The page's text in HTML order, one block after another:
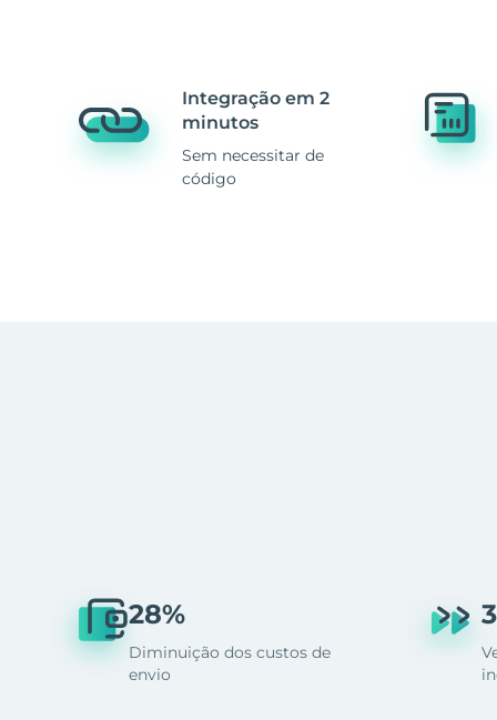
Integração em 2
minutos
Sem necessitar de
código
28%
Diminuição dos custos de
envio